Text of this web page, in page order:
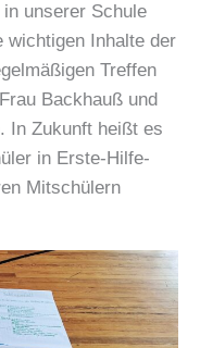
unserer Schule
wichtigen Inhalte der
Treffen
Backhauß und
In Zukunft heißt es
in Erste-Hilfe-
Mitschülern